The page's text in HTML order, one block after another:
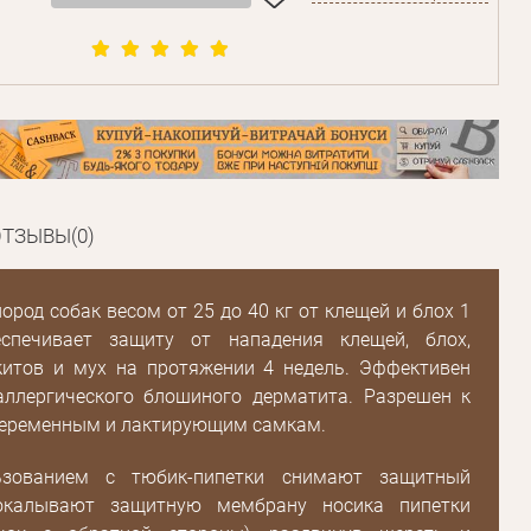
собак весом от 25 до 40 кг от клещей и блох 1
защиту от нападения клещей, блох,
и мух на протяжении 4 недель. Эффективен
блошиного дерматита. Разрешен к
и лактирующим самкам.
с тюбик-пипетки снимают защитный
защитную мембрану носика пипетки